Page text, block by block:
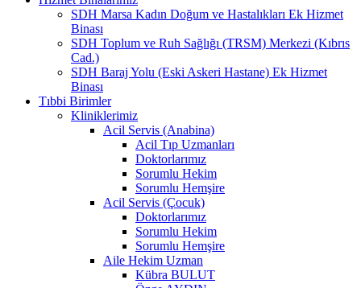
SDH Marsa Kadın Doğum ve Hastalıkları Ek Hizmet
Binası
SDH Toplum ve Ruh Sağlığı (TRSM) Merkezi (Kıbrıs
Cad.)
SDH Baraj Yolu (Eski Askeri Hastane) Ek Hizmet
Binası
Tıbbi Birimler
Kliniklerimiz
Acil Servis (Anabina)
Acil Tıp Uzmanları
Doktorlarımız
Sorumlu Hekim
Sorumlu Hemşire
Acil Servis (Çocuk)
Doktorlarımız
Sorumlu Hekim
Sorumlu Hemşire
Aile Hekim Uzman
Kübra BULUT